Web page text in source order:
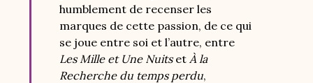
humblement de recenser les
marques de cette passion, de ce qui
se joue entre soi et l’autre, entre
Les Mille et Une Nuitset À la
Recherche du temps perdu,